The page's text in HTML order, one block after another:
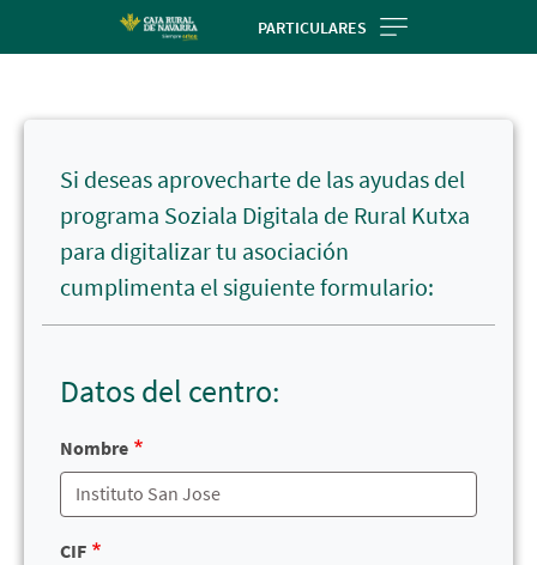
PARTICULARES
por
espere...Si deseas aprovecharte de las ayudas del
programa Soziala Digitala de Rural Kutxa
para digitalizar tu asociación
cumplimenta el siguiente formulario:
Datos del centro:
Nombre
CIF